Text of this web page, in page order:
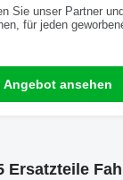
Sie unser Partner
für jeden
Angebot ansehen
Ersatzteile